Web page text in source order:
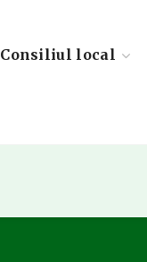
Consiliul local